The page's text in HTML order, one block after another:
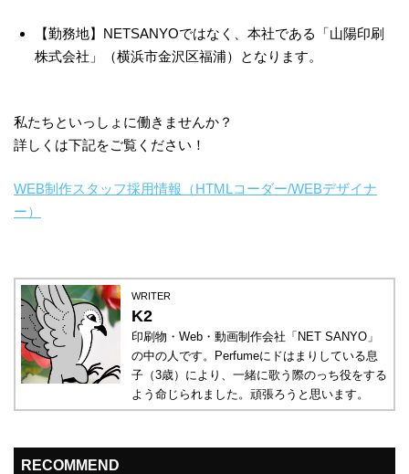
【勤務地】NETSANYOではなく、本社である「山陽印刷
株式会社」（横浜市金沢区福浦）となります。
私たちといっしょに働きませんか？
詳しくは下記をご覧ください！
WEB制作スタッフ採用情報（HTMLコーダー/WEBデザイナ
ー）
WRITER
K2
印刷物・Web・動画制作会社「NET SANYO」
の中の人です。Perfumeにドはまりしている息
子（3歳）により、一緒に歌う際のっち役をする
よう命じられました。頑張ろうと思います。
RECOMMEND